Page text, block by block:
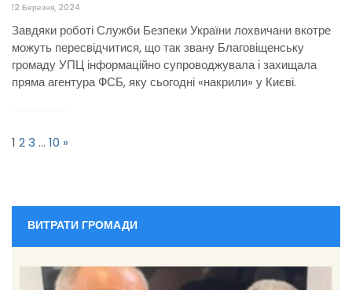
12 Березня, 2024
Завдяки роботі Служби Безпеки України лохвичани вкотре
можуть пересвідчитися, що так звану Благовіщенську
громаду УПЦ інформаційно супроводжувала і захищала
пряма агентура ФСБ, яку сьогодні «накрили» у Києві.
1 23 … 10 »
ВИТРАТИ ГРОМАДИ